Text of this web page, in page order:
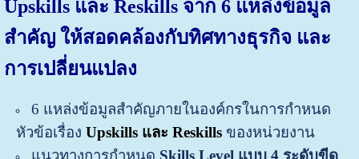
Upskills และ Reskills จาก 6 แหล่งข้อมูล
สำคัญ ให้สอดคล้องกับทิศทางธุรกิจ และ
การเปลี่ยนแปลง
6 แหล่งข้อมูลสำคัญภายในองค์กรในการกำหนด
หัวข้อเรื่อง Upskills และ Reskills ของหน่วยงาน
แนวทางการกำหนด Skills Level แบบ 4 ระดับขีด